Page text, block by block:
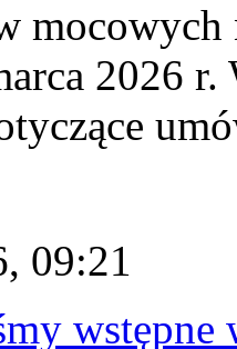
2026
09:21